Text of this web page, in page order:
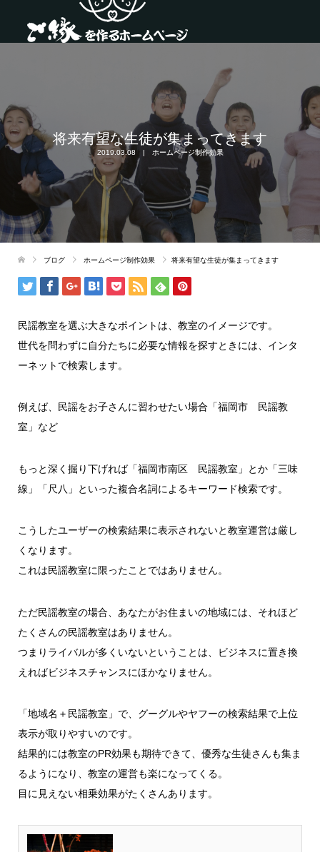
将来有望な生徒が集まってきます
2019.03.08 ホームページ制作効果
ブログ ホームページ制作効果 将来有望な生徒が集まってきます
民謡教室を選ぶ大きなポイントは、教室のイメージです。
世代を問わずに自分たちに必要な情報を探すときには、インタ
ーネットで検索します。
例えば、民謡をお子さんに習わせたい場合「福岡市 民謡教
室」など
もっと深く掘り下げれば「福岡市南区 民謡教室」とか「三味
線」「尺八」といった複合名詞によるキーワード検索です。
こうしたユーザーの検索結果に表示されないと教室運営は厳し
くなります。
これは民謡教室に限ったことではありません。
ただ民謡教室の場合、あなたがお住まいの地域には、それほど
たくさんの民謡教室はありません。
つまりライバルが多くいないということは、ビジネスに置き換
えればビジネスチャンスにほかなりません。
「地域名＋民謡教室」で、グーグルやヤフーの検索結果で上位
表示が取りやすいのです。
結果的には教室のPR効果も期待できて、優秀な生徒さんも集ま
るようになり、教室の運営も楽になってくる。
目に見えない相乗効果がたくさんあります。